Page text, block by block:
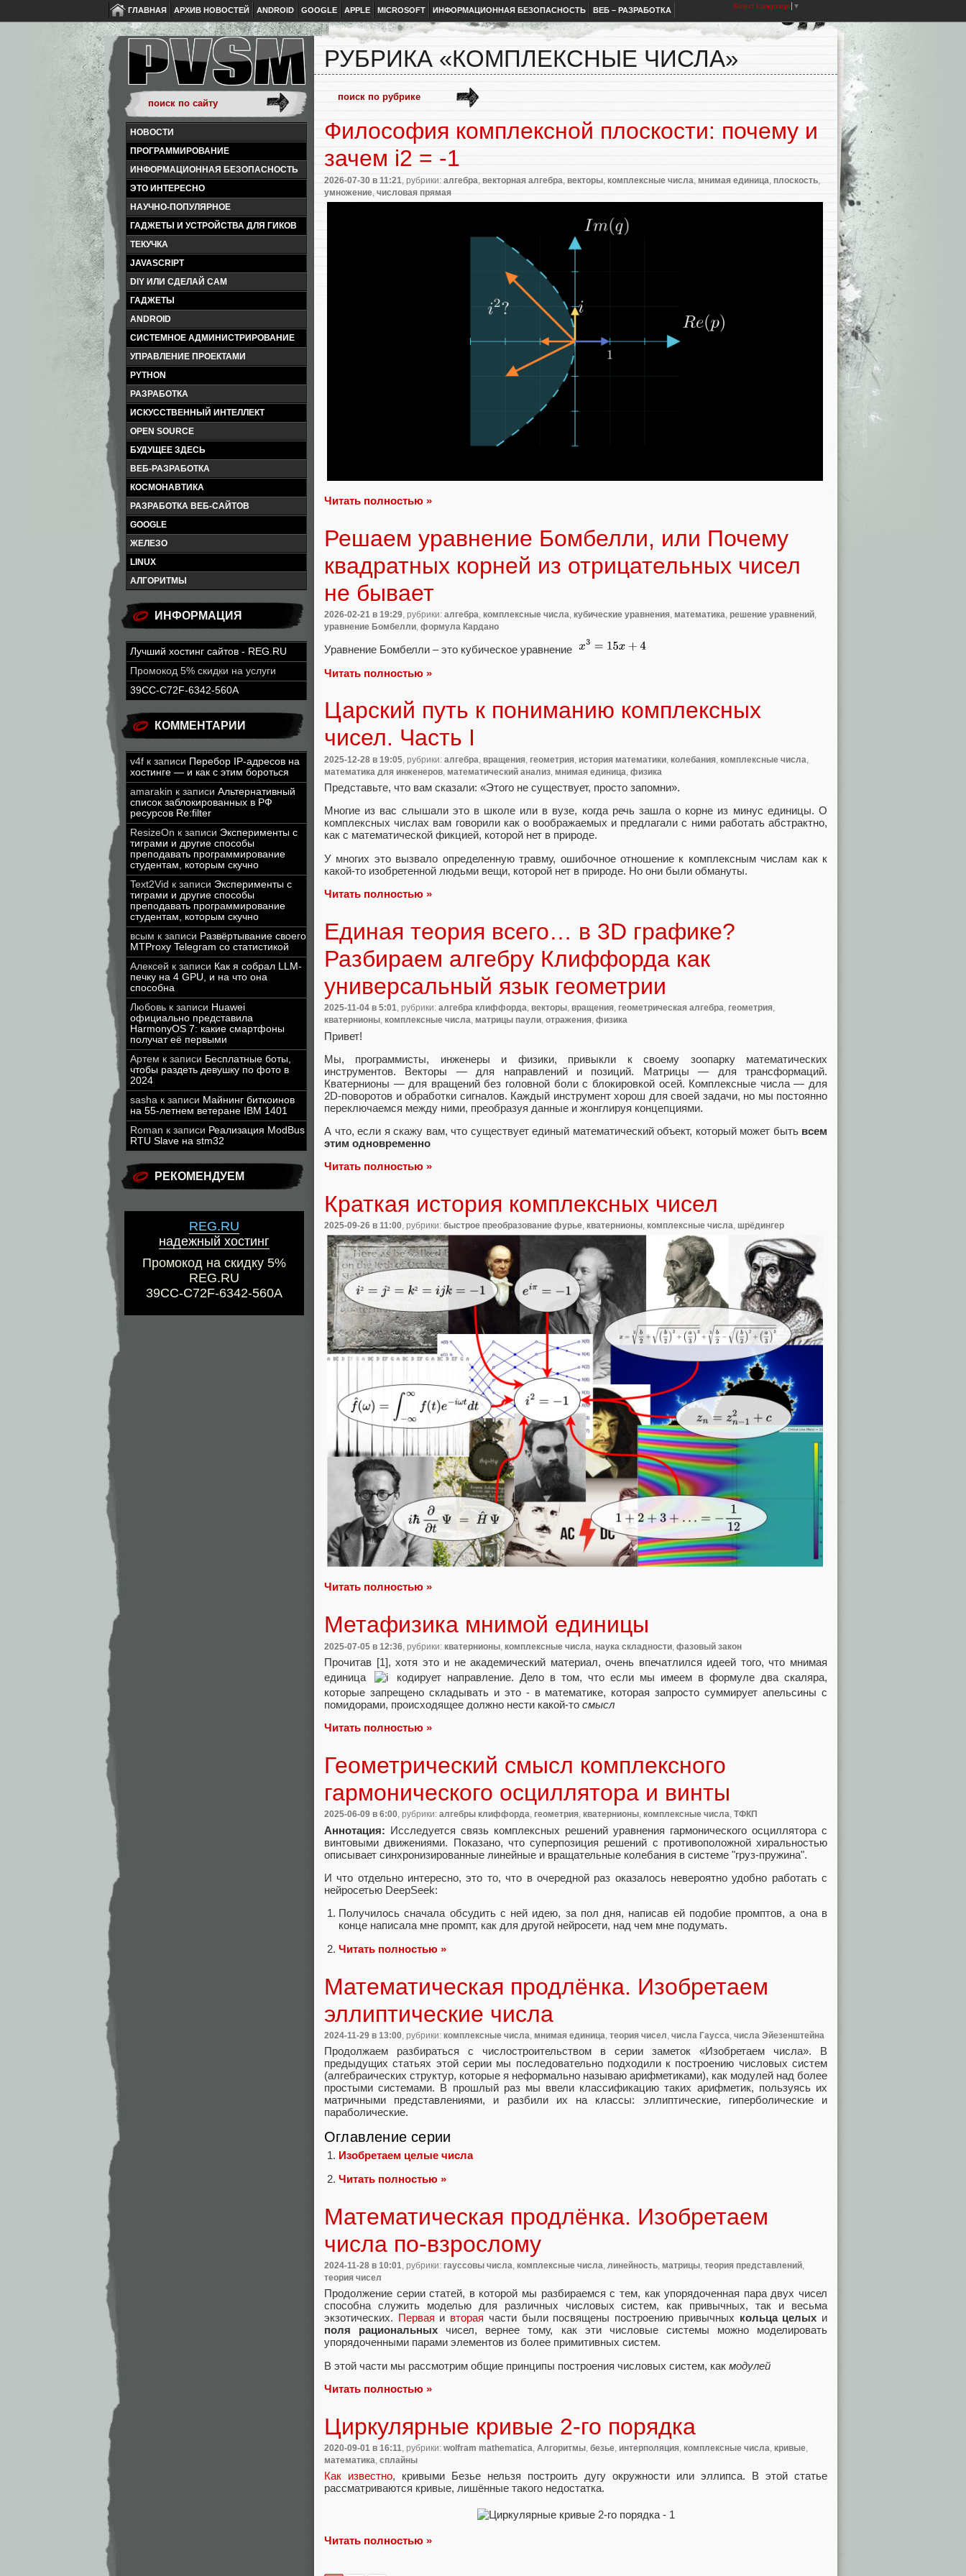
ГЛАВНАЯ АРХИВ НОВОСТЕЙ ANDROID GOOGLE APPLE MICROSOFT ИНФОРМАЦИОННАЯ БЕЗОПАСНОСТЬ ВЕБ – РАЗРАБОТКА Select Language ▼
НОВОСТИ
ПРОГРАММИРОВАНИЕ
ИНФОРМАЦИОННАЯ БЕЗОПАСНОСТЬ
ЭТО ИНТЕРЕСНО
НАУЧНО-ПОПУЛЯРНОЕ
ГАДЖЕТЫ И УСТРОЙСТВА ДЛЯ ГИКОВ
ТЕКУЧКА
JAVASCRIPT
DIY ИЛИ СДЕЛАЙ САМ
ГАДЖЕТЫ
ANDROID
СИСТЕМНОЕ АДМИНИСТРИРОВАНИЕ
УПРАВЛЕНИЕ ПРОЕКТАМИ
PYTHON
РАЗРАБОТКА
ИСКУССТВЕННЫЙ ИНТЕЛЛЕКТ
OPEN SOURCE
БУДУЩЕЕ ЗДЕСЬ
ВЕБ-РАЗРАБОТКА
КОСМОНАВТИКА
РАЗРАБОТКА ВЕБ-САЙТОВ
GOOGLE
ЖЕЛЕЗО
LINUX
АЛГОРИТМЫ
ИНФОРМАЦИЯ
Лучший хостинг сайтов - REG.RU
Промокод 5% скидки на услуги
39CC-C72F-6342-560A
КОММЕНТАРИИ
v4f к записи Перебор IP-адресов на
хостинге — и как с этим бороться
amarakin к записи Альтернативный
список заблокированных в РФ
ресурсов Re:filter
ResizeOn к записи Эксперименты с
тиграми и другие способы
преподавать программирование
студентам, которым скучно
Text2Vid к записи Эксперименты с
тиграми и другие способы
преподавать программирование
студентам, которым скучно
всым к записи Развёртывание своего
MTProxy Telegram со статистикой
Алексей к записи Как я собрал LLM-
печку на 4 GPU, и на что она
способна
Любовь к записи Huawei
официально представила
HarmonyOS 7: какие смартфоны
получат её первыми
Артем к записи Бесплатные боты,
чтобы раздеть девушку по фото в
2024
sasha к записи Майнинг биткоинов
на 55-летнем ветеране IBM 1401
Roman к записи Реализация ModBus
RTU Slave на stm32
РЕКОМЕНДУЕМ
REG.RU
надежный хостинг
Промокод на скидку 5%
REG.RU
39CC-C72F-6342-560A
РУБРИКА «КОМПЛЕКСНЫЕ ЧИСЛА»
Философия комплексной плоскости: почему и
зачем i2 = -1
2026-07-30 в 11:21 , рубрики: алгебра векторная алгебра векторы комплексные числа мнимая единица плоскость
умножение числовая прямая
Читать полностью »
Решаем уравнение Бомбелли, или Почему
квадратных корней из отрицательных чисел
не бывает
2026-02-21 в 19:29 , рубрики: алгебра комплексные числа кубические уравнения математика решение уравнений
уравнение Бомбелли формула Кардано
Уравнение Бомбелли – это кубическое уравнение
Читать полностью »
Царский путь к пониманию комплексных
чисел. Часть I
2025-12-28 в 19:05 , рубрики: алгебра вращения геометрия история математики колебания комплексные числа
математика для инженеров математический анализ мнимая единица физика
Представьте, что вам сказали: «Этого не существует, просто запомни».
Многие из вас слышали это в школе или в вузе, когда речь зашла о корне из минус единицы. О
комплексных числах вам говорили как о воображаемых и предлагали с ними работать абстрактно,
как с математической фикцией, которой нет в природе.
У многих это вызвало определенную травму, ошибочное отношение к комплексным числам как к
какой-то изобретенной людьми вещи, которой нет в природе. Но они были обмануты.
Читать полностью »
Единая теория всего… в 3D графике?
Разбираем алгебру Клиффорда как
универсальный язык геометрии
2025-11-04 в 5:01, рубрики: алгебра клиффорда, векторы, вращения, геометрическая алгебра, геометрия,
кватернионы, комплексные числа, матрицы паули, отражения, физика
Привет!
Мы, программисты, инженеры и физики, привыкли к своему зоопарку математических
инструментов. Векторы — для направлений и позиций. Матрицы — для трансформаций.
Кватернионы — для вращений без головной боли с блокировкой осей. Комплексные числа — для
2D-поворотов и обработки сигналов. Каждый инструмент хорош для своей задачи, но мы постоянно
переключаемся между ними, преобразуя данные и жонглируя концепциями.
А что, если я скажу вам, что существует единый математический объект, который может быть всем
этим одновременно
Читать полностью »
Краткая история комплексных чисел
2025-09-26 в 11:00, рубрики: быстрое преобразование фурье, кватернионы, комплексные числа, шрёдингер
Читать полностью »
Метафизика мнимой единицы
2025-07-05 в 12:36 , рубрики: кватернионы комплексные числа наука складности фазовый закон
Прочитав [1], хотя это и не академический материал, очень впечатлился идеей того, что мнимая
единица
кодирует направление. Дело в том, что если мы имеем в формуле два скаляра,
которые запрещено складывать и это - в математике, которая запросто суммирует апельсины с
помидорами, происходящее должно нести какой-то смысл
Читать полностью »
Геометрический смысл комплексного
гармонического осциллятора и винты
2025-06-09 в 6:00, рубрики: алгебры клиффорда, геометрия, кватернионы, комплексные числа, ТФКП
Аннотация: Исследуется связь комплексных решений уравнения гармонического осциллятора с
винтовыми движениями. Показано, что суперпозиция решений с противоположной хиральностью
описывает синхронизированные линейные и вращательные колебания в системе "груз-пружина".
И что отдельно интересно, это то, что в очередной раз оказалось невероятно удобно работать с
нейросетью DeepSeek:
Получилось сначала обсудить с ней идею, за пол дня, написав ей подобие промптов, а она в
конце написала мне промпт, как для другой нейросети, над чем мне подумать.
Читать полностью »
Математическая продлёнка. Изобретаем
эллиптические числа
2024-11-29 в 13:00 , рубрики: комплексные числа мнимая единица теория чисел числа Гаусса числа Эйезенштейна
Продолжаем разбираться с числостроительством в серии заметок «Изобретаем числа». В
предыдущих статьях этой серии мы последовательно подходили к построению числовых систем
(алгебраических структур, которые я неформально называю арифметиками), как модулей над более
простыми системами. В прошлый раз мы ввели классификацию таких арифметик, пользуясь их
матричными представлениями, и разбили их на классы: эллиптические, гиперболические и
параболические.
Оглавление серии
Изобретаем целые числа
Читать полностью »
Математическая продлёнка. Изобретаем
числа по-взрослому
2024-11-28 в 10:01 , рубрики: гауссовы числа комплексные числа линейность матрицы теория представлений
теория чисел
Продолжение серии статей, в которой мы разбираемся с тем, как упорядоченная пара двух чисел
способна служить моделью для различных числовых систем, как привычных, так и весьма
экзотических. Первая и вторая части были посвящены построению привычных кольца целых и
поля рациональных чисел, вернее тому, как эти числовые системы можно моделировать
упорядоченными парами элементов из более примитивных систем.
В этой части мы рассмотрим общие принципы построения числовых систем, как модулей
Читать полностью »
Циркулярные кривые 2-го порядка
2020-09-01 в 16:11, рубрики: wolfram mathematica, Алгоритмы, безье, интерполяция, комплексные числа, кривые,
математика, сплайны
Как известно, кривыми Безье нельзя построить дугу окружности или эллипса. В этой статье
рассматриваются кривые, лишённые такого недостатка.
Читать полностью »